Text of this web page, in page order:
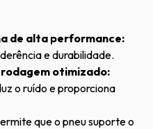
de alta performance:
e durabilidade.
rodagem otimizado:
o ruído e proporciona
que o pneu suporte o